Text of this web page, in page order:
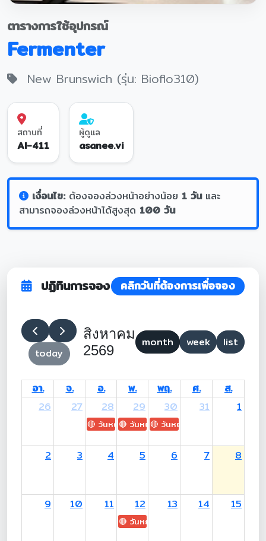
ตารางการใช้อุปกรณ์
Fermenter
New Brunswich (รุ่น: Bioflo310)
สถานที่
AI-411
ผู้ดูแล
asanee.vi
เงื่อนไข:ต้องจองล่วงหน้าอย่างน้อย 1 วันและ
สามารถจองล่วงหน้าได้สูงสุด 100 วัน
ปฏิทินการจอง คลิกวันที่ต้องการเพื่อจอง
today
สิงหาคม
2569
month week list
อา. จ. อ. พ. พฤ. ศ.
ส.
26
27 28
🔴 วันหยุด: H.M. King Maha Vajiralongkorn's
29
🔴 วันหยุด: Asanha Bucha Day
30
🔴 วันหยุด: Buddhist Lent
31 1
2 3 4 5 6 7 8
9 10 11 12
🔴 วันหยุด: H.M. Queen Sirikit The
13 14 15